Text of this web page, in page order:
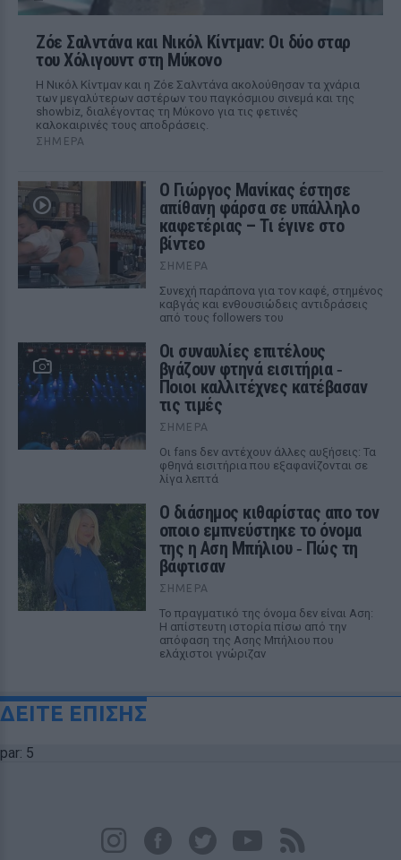
Ζόε Σαλντάνα και Νικόλ Κίντμαν: Οι δύο σταρ
του Χόλιγουντ στη Μύκονο
Η Νικόλ Κίντμαν και η Ζόε Σαλντάνα ακολούθησαν τα χνάρια
των μεγαλύτερων αστέρων του παγκόσμιου σινεμά και της
showbiz, διαλέγοντας τη Μύκονο για τις φετινές
καλοκαιρινές τους αποδράσεις.
ΣΉΜΕΡΑ
Ο Γιώργος Μανίκας έστησε
απίθανη φάρσα σε υπάλληλο
καφετέριας – Τι έγινε στο
βίντεο
ΣΉΜΕΡΑ
Συνεχή παράπονα για τον καφέ, στημένος
καβγάς και ενθουσιώδεις αντιδράσεις
από τους followers του
Οι συναυλίες επιτέλους
βγάζουν φτηνά εισιτήρια ‑
Ποιοι καλλιτέχνες κατέβασαν
τις τιμές
ΣΉΜΕΡΑ
Οι fans δεν αντέχουν άλλες αυξήσεις: Τα
φθηνά εισιτήρια που εξαφανίζονται σε
λίγα λεπτά
Ο διάσημος κιθαρίστας απο τον
οποιο εμπνεύστηκε το όνομα
της η Αση Μπήλιου ‑ Πώς τη
βάφτισαν
ΣΉΜΕΡΑ
Το πραγματικό της όνομα δεν είναι Αση:
Η απίστευτη ιστορία πίσω από την
απόφαση της Ασης Μπήλιου που
ελάχιστοι γνώριζαν
ΔΕΙΤΕ ΕΠΙΣΗΣ
par: 5